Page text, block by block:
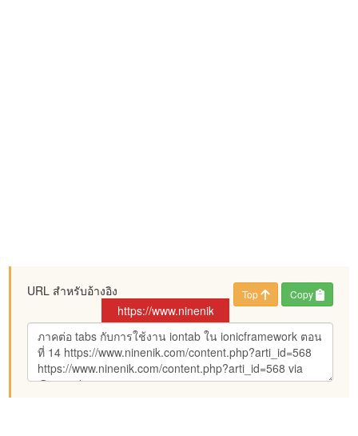
URL สำหรับอ้างอิง Top Copy